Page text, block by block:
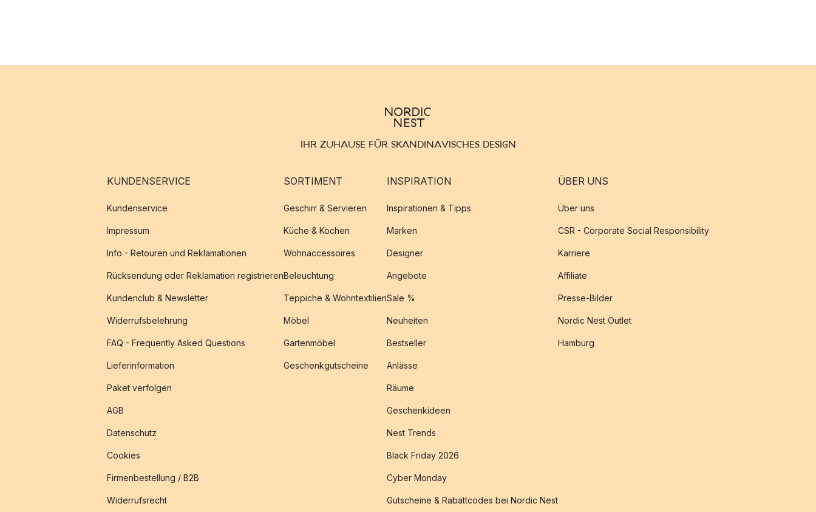
IHR ZUHAUSE FÜR SKANDINAVISCHES DESIGN
KUNDENSERVICE
Kundenservice
Impressum
Info - Retouren und Reklamationen
Rücksendung oder Reklamation registrieren
Kundenclub & Newsletter
Widerrufsbelehrung
FAQ - Frequently Asked Questions
Lieferinformation
Paket verfolgen
AGB
Datenschutz
Cookies
Firmenbestellung / B2B
Widerrufsrecht
SORTIMENT
Geschirr & Servieren
Küche & Kochen
Wohnaccessoires
Beleuchtung
Teppiche & Wohntextilien
Möbel
Gartenmöbel
Geschenkgutscheine
INSPIRATION
Inspirationen & Tipps
Marken
Designer
Angebote
Sale %
Neuheiten
Bestseller
Anlässe
Räume
Geschenkideen
Nest Trends
Black Friday 2026
Cyber Monday
Gutscheine & Rabattcodes bei Nordic Nest
ÜBER UNS
Über uns
CSR - Corporate Social Responsibility
Karriere
Affiliate
Presse-Bilder
Nordic Nest Outlet
Hamburg